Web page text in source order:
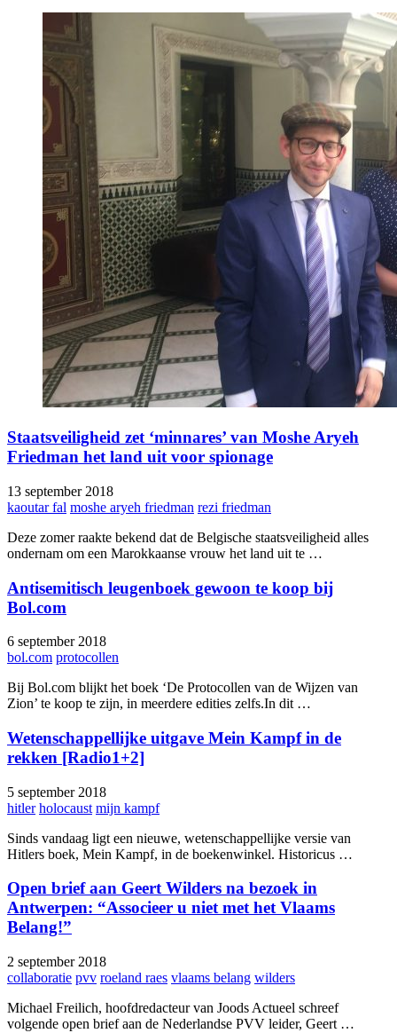
Staatsveiligheid zet ‘minnares’ van Moshe Aryeh
Friedman het land uit voor spionage
13 september 2018
kaoutar fal moshe aryeh friedman rezi friedman
Deze zomer raakte bekend dat de Belgische staatsveiligheid alles
ondernam om een Marokkaanse vrouw het land uit te …
Antisemitisch leugenboek gewoon te koop bij
Bol.com
6 september 2018
bol.com protocollen
Bij Bol.com blijkt het boek ‘De Protocollen van de Wijzen van
Zion’ te koop te zijn, in meerdere edities zelfs.In dit …
Wetenschappellijke uitgave Mein Kampf in de
rekken [Radio1+2]
5 september 2018
hitler holocaust mijn kampf
Sinds vandaag ligt een nieuwe, wetenschappellijke versie van
Hitlers boek, Mein Kampf, in de boekenwinkel. Historicus …
Open brief aan Geert Wilders na bezoek in
Antwerpen: “Associeer u niet met het Vlaams
Belang!”
2 september 2018
collaboratie pvv roeland raes vlaams belang wilders
Michael Freilich, hoofdredacteur van Joods Actueel schreef
volgende open brief aan de Nederlandse PVV leider, Geert …